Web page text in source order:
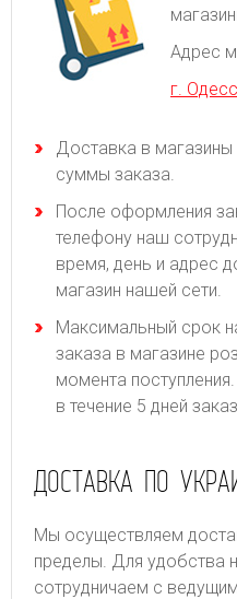
Адрес
г.
Доставка в магазины
суммы заказа.
После оформления
телефону наш
время, день и адрес
магазин нашей сети.
Максимальный срок
заказа в магазине
момента
в течение 5 дней
ДОСТАВКА ПО
Мы осуществляем
пределы. Для удобства
сотрудничаем с